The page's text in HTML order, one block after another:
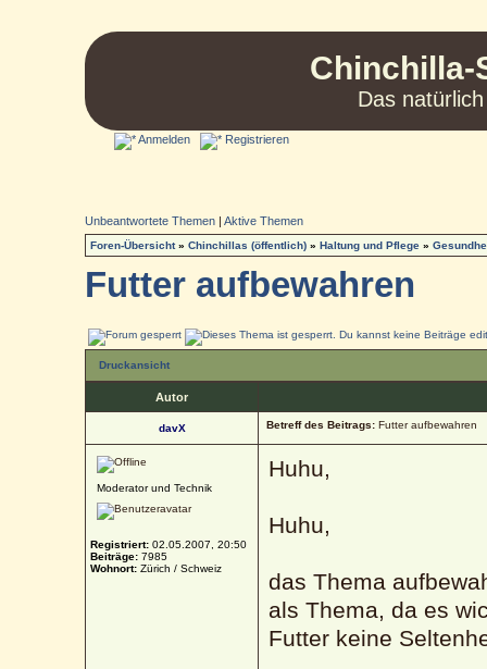
Chinchilla-
Das
Anmelden Registrieren
Unbeantwortete Themen |Aktive Themen
Foren-Übersicht»Chinchillas (öffentlich) »Haltung und Pflege »
Futter aufbewahren
Druckansicht
Autor
davX Betreff des Beitrags: Futter aufbewahren
Moderator und Technik
Registriert: 02.05.2007, 20:50
Beiträge: 7985
Wohnort: Zürich / Schweiz
Huhu,
Huhu,
das Thema
als Thema, da es
Futter keine